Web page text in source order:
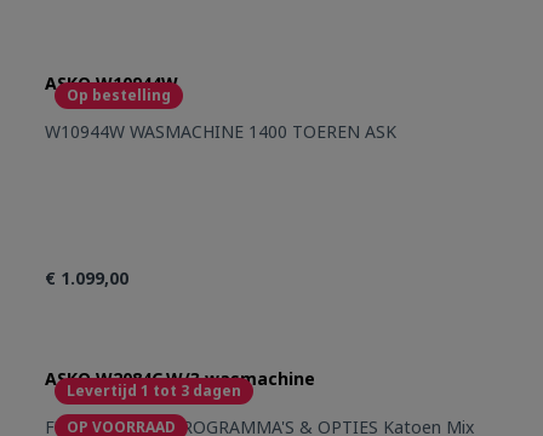
Op bestelling
ASKO W10944W
W10944W WASMACHINE 1400 TOEREN ASK
€ 1.099,00
Levertijd 1 tot 3 dagen
OP VOORRAAD
ASKO W2084C.W/3 wasmachine
FUNCTIES, WASPROGRAMMA'S & OPTIES Katoen Mix